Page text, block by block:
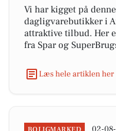
Vi har kigget på
dagligvarebutikker i
attraktive tilbud. Her
fra Spar og
Læs hele artiklen her